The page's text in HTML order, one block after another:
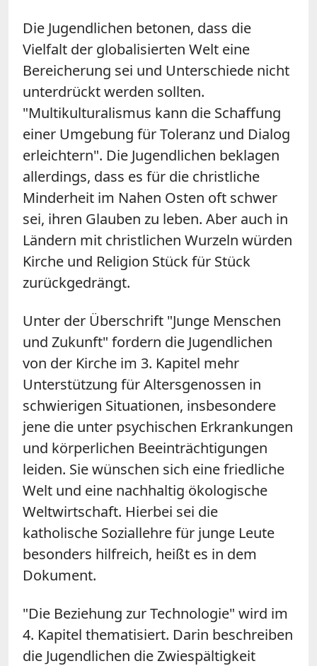
Die Jugendlichen betonen, dass die
Vielfalt der globalisierten Welt eine
Bereicherung sei und Unterschiede nicht
unterdrückt werden sollten.
"Multikulturalismus kann die Schaffung
einer Umgebung für Toleranz und Dialog
erleichtern". Die Jugendlichen beklagen
allerdings, dass es für die christliche
Minderheit im Nahen Osten oft schwer
sei, ihren Glauben zu leben. Aber auch in
Ländern mit christlichen Wurzeln würden
Kirche und Religion Stück für Stück
zurückgedrängt.
Unter der Überschrift "Junge Menschen
und Zukunft" fordern die Jugendlichen
von der Kirche im 3. Kapitel mehr
Unterstützung für Altersgenossen in
schwierigen Situationen, insbesondere
jene die unter psychischen Erkrankungen
und körperlichen Beeinträchtigungen
leiden. Sie wünschen sich eine friedliche
Welt und eine nachhaltig ökologische
Weltwirtschaft. Hierbei sei die
katholische Soziallehre für junge Leute
besonders hilfreich, heißt es in dem
Dokument.
"Die Beziehung zur Technologie" wird im
4. Kapitel thematisiert. Darin beschreiben
die Jugendlichen die Zwiespältigkeit